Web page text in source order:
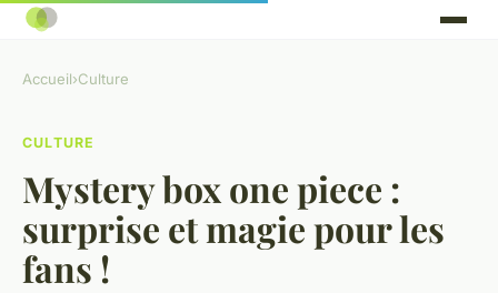
Accueil›Culture
CULTURE
Mystery box one piece :
surprise et magie pour les
fans !